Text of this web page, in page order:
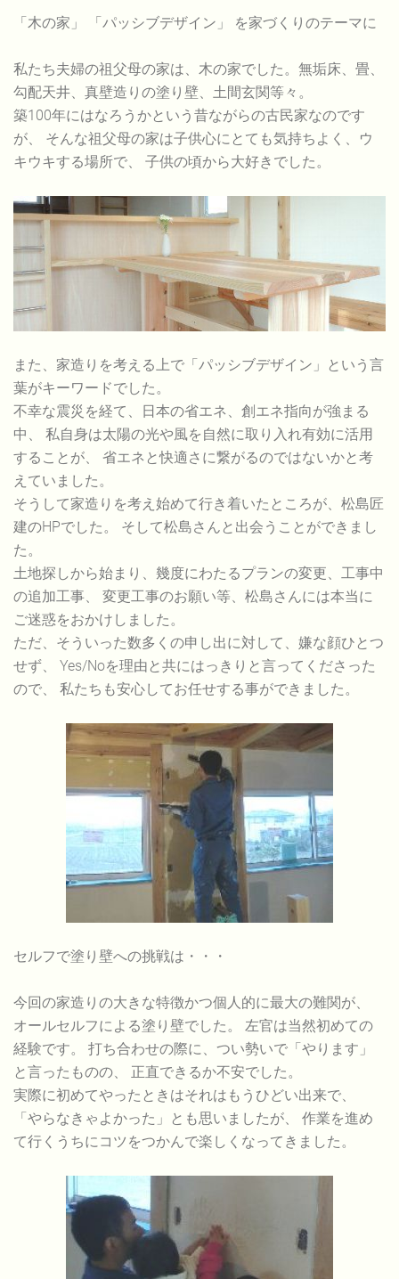
「木の家」 「パッシブデザイン」 を家づくりのテーマに
私たち夫婦の祖父母の家は、木の家でした。無垢床、畳、
勾配天井、真壁造りの塗り壁、土間玄関等々。
築100年にはなろうかという昔ながらの古民家なのです
が、 そんな祖父母の家は子供心にとても気持ちよく、ウ
キウキする場所で、 子供の頃から大好きでした。
また、家造りを考える上で「パッシブデザイン」という言
葉がキーワードでした。
不幸な震災を経て、日本の省エネ、創エネ指向が強まる
中、 私自身は太陽の光や風を自然に取り入れ有効に活用
することが、 省エネと快適さに繋がるのではないかと考
えていました。
そうして家造りを考え始めて行き着いたところが、松島匠
建のHPでした。 そして松島さんと出会うことができまし
た。
土地探しから始まり、幾度にわたるプランの変更、工事中
の追加工事、 変更工事のお願い等、松島さんには本当に
ご迷惑をおかけしました。
ただ、そういった数多くの申し出に対して、嫌な顔ひとつ
せず、 Yes/Noを理由と共にはっきりと言ってくださった
ので、 私たちも安心してお任せする事ができました。
セルフで塗り壁への挑戦は・・・
今回の家造りの大きな特徴かつ個人的に最大の難関が、
オールセルフによる塗り壁でした。 左官は当然初めての
経験です。 打ち合わせの際に、つい勢いで「やります」
と言ったものの、 正直できるか不安でした。
実際に初めてやったときはそれはもうひどい出来で、
「やらなきゃよかった」とも思いましたが、 作業を進め
て行くうちにコツをつかんで楽しくなってきました。